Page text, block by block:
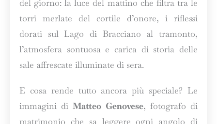
del giorno: la luce del mattino che filtra tra le
torri merlate del cortile d’onore, i riflessi
dorati sul Lago di Bracciano al tramonto,
l’atmosfera sontuosa e carica di storia delle
sale affrescate illuminate di sera.
E cosa rende tutto ancora più speciale? Le
immagini diMatteo Genovese, fotografo di
matrimonio che sa leggere ogni angolo di